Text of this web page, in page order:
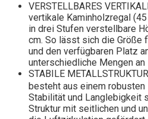
VERSTELLBARES
vertikale Kaminholzregal
in drei Stufen verstellbare
cm. So lässt sich die Größe
und den verfügbaren Platz
unterschiedliche Mengen an
STABILE
besteht aus einem
Stabilität und Langlebigkeit
Struktur mit seitlichen und